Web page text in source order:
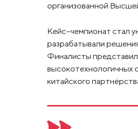
организованной
Кейс-чемпионат стал
разрабатывали
Финалисты
высокотехнологичных
китайского